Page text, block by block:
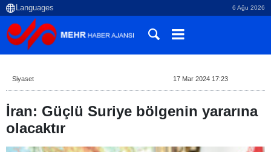
6 Ağu 2026
Siyaset 17 Mar 2024 17:23
İran: Güçlü Suriye bölgenin yararına
olacaktır